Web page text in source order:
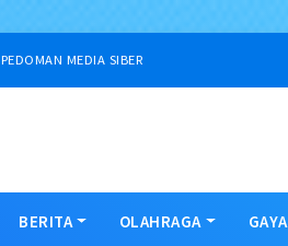
PEDOMAN MEDIA SIBER
BERITA OLAHRAGA